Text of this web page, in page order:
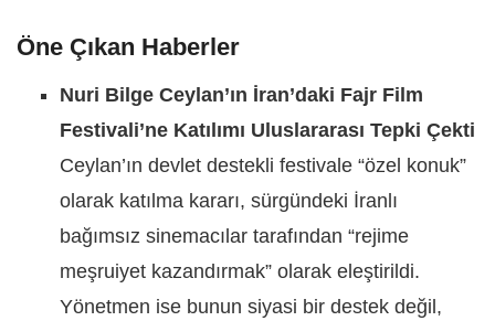
Öne Çıkan Haberler
Nuri Bilge Ceylan’ın İran’daki Fajr Film
Festivali’ne Katılımı Uluslararası Tepki Çekti
Ceylan’ın devlet destekli festivale “özel konuk”
olarak katılma kararı, sürgündeki İranlı
bağımsız sinemacılar tarafından “rejime
meşruiyet kazandırmak” olarak eleştirildi.
Yönetmen ise bunun siyasi bir destek değil,